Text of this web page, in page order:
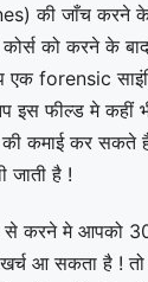
की जाँच करने के
कोर्स को करने के
forensic
इस फील्ड मे कहीं
कमाई कर सकते
जाती है !
से करने मे आपको
आ सकता है ! तो